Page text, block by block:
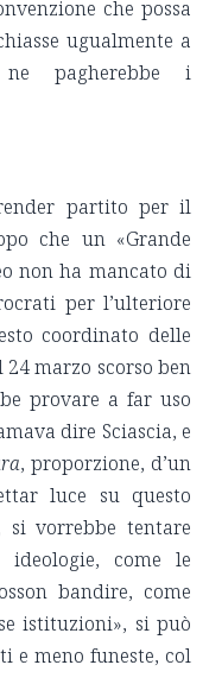
che possa
ugualmente a
pagherebbe i
partito per il
che un «Grande
non ha mancato di
per l’ulteriore
coordinato delle
marzo scorso ben
provare a far uso
dire Sciascia, e
, proporzione, d’un
luce su questo
vorrebbe tentare
come le
bandire, come
istituzioni», si può
e meno funeste, col